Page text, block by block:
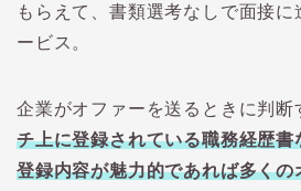
もらえて、書類選考なしで面接に
ービス。
企業がオファーを送るときに判断
チ上に登録されている職務経歴
登録内容が魅力的であれば多く